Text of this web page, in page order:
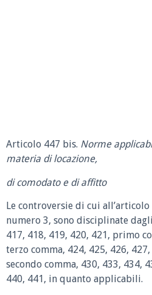
Articolo 447 bis. Norme
materia di locazione,
di comodato e di affitto
Le controversie di cui all’articolo
numero 3, sono disciplinate
417, 418, 419, 420, 421, primo
terzo comma, 424, 425, 426,
secondo comma, 430, 433, 434,
440, 441, in quanto applicabili.